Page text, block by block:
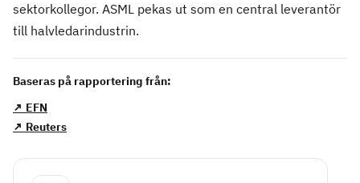
sektorkollegor. ASML pekas ut som en central leverantör
till halvledarindustrin.
Baseras på rapportering från:
↗ EFN
↗ Reuters